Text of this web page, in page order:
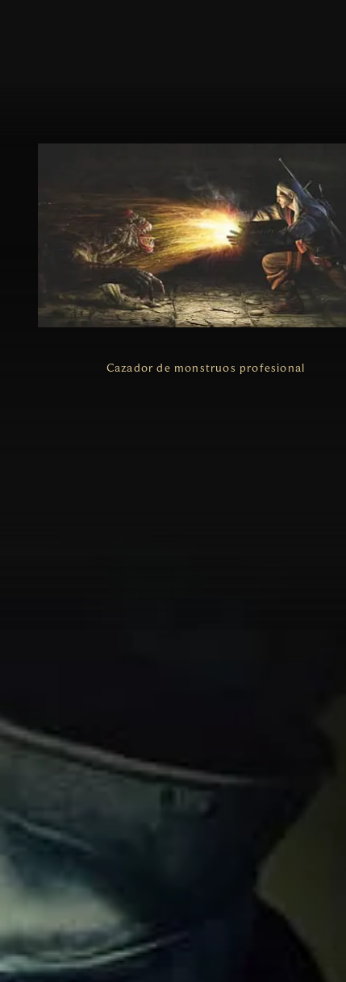
Cazador de monstruos profesional